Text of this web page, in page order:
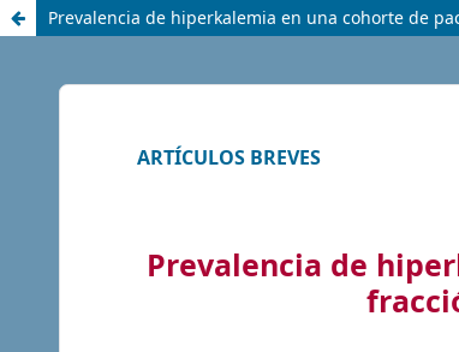
Prevalencia de hiperkalemia en una cohorte de